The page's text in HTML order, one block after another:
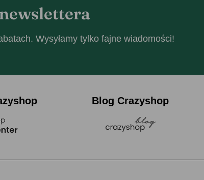
Wysyłamy tylko fajne wiadomości!
Blog Crazyshop